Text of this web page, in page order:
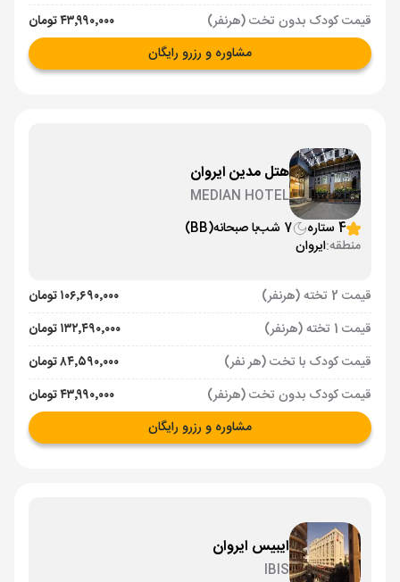
قیمت کودک بدون تخت (هرنفر)
۴۳٬۹۹۰٬۰۰۰ تومان
مشاوره و رزرو رایگان
هتل مدین ایروان
MEDIAN HOTEL
4 ستاره
7 شب با صبحانه(BB)
منطقه:ایروان
قیمت 2 تخته (هرنفر)
۱۰۶٬۶۹۰٬۰۰۰ تومان
قیمت 1 تخته (هرنفر)
۱۳۲٬۴۹۰٬۰۰۰ تومان
قیمت کودک با تخت (هر نفر)
۸۴٬۵۹۰٬۰۰۰ تومان
قیمت کودک بدون تخت (هرنفر)
۴۳٬۹۹۰٬۰۰۰ تومان
مشاوره و رزرو رایگان
ایبیس ایروان
IBIS